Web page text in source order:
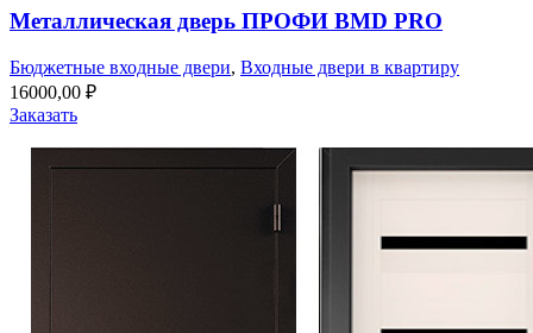
Металлическая дверь ПРОФИ BMD PRO
Бюджетные входные двери, Входные двери в квартиру
16000,00 ₽
Заказать